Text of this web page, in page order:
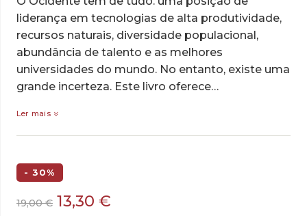
liderança em tecnologias de alta produtividade,
recursos naturais, diversidade populacional,
abundância de talento e as melhores
universidades do mundo. No entanto, existe uma
grande incerteza. Este livro oferece…
Ler mais
- 30%
19,00€ O
13,30 €